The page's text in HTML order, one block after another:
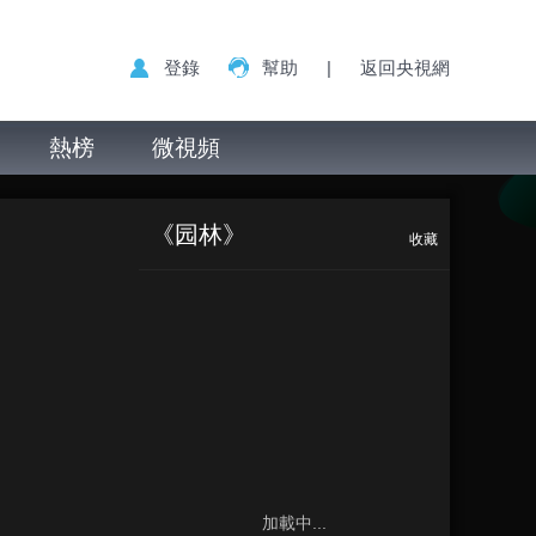
登錄 幫助 | 返回央視網
熱榜 微視頻
《园林》 收藏
加載中...